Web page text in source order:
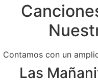
Contamos con un
Las